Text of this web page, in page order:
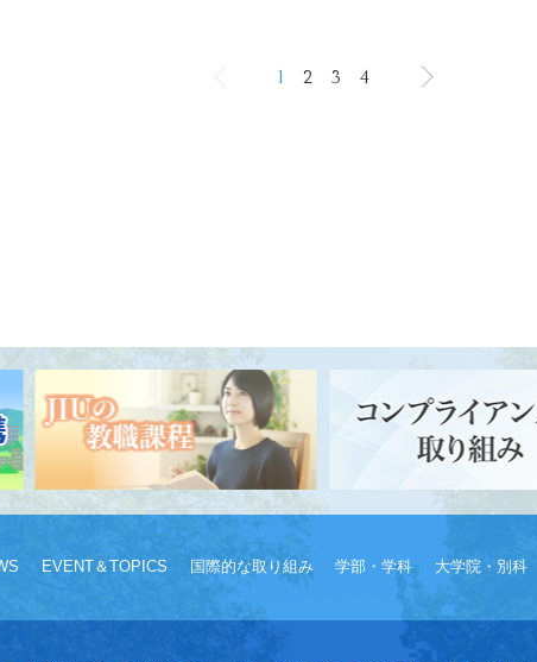
1 2 3 4
EVENT＆TOPICS 国際的な取り組み 学部・学科 大学院・別科